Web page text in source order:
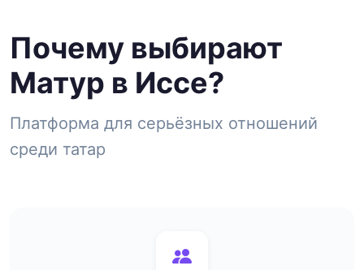
Почему выбирают
Матур в Иссе?
Платформа для серьёзных отношений
среди татар